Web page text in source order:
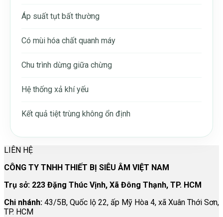
Áp suất tụt bất thường
Có mùi hóa chất quanh máy
Chu trình dừng giữa chừng
Hệ thống xả khí yếu
Kết quả tiệt trùng không ổn định
LIÊN HỆ
CÔNG TY TNHH THIẾT BỊ SIÊU ÂM VIỆT NAM
Trụ sở: 223 Đặng Thúc Vịnh, Xã Đông Thạnh, TP. HCM
Chi nhánh: 43/5B, Quốc lộ 22, ấp Mỹ Hòa 4, xã Xuân Thới Sơn,
TP. HCM